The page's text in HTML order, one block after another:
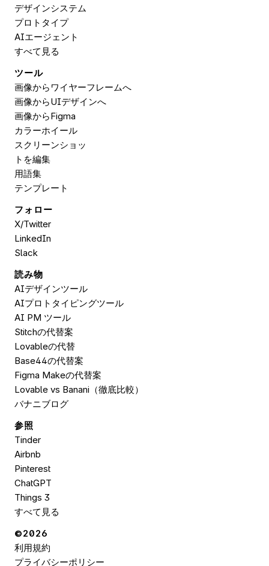
デザインシステム
プロトタイプ
AIエージェント
すべて見る
ツール
画像からワイヤーフレームへ
画像からUIデザインへ
画像からFigma
カラーホイール
スクリーンショッ
トを編集
用語集
テンプレート
フォロー
X/Twitter
LinkedIn
Slack
読み物
AIデザインツール
AIプロトタイピングツール
AI PM ツール
Stitchの代替案
Lovableの代替
Base44の代替案
Figma Makeの代替案
Lovable vs Banani（徹底比較）
バナニブログ
参照
Tinder
Airbnb
Pinterest
ChatGPT
Things 3
すべて見る
©2026
利用規約
プライバシーポリシー